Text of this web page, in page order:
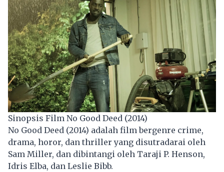
Sinopsis Film No Good Deed (2014)
No Good Deed (2014) adalah film bergenre crime,
drama, horor, dan thriller yang disutradarai oleh
Sam Miller, dan dibintangi oleh Taraji P. Henson,
Idris Elba, dan Leslie Bibb.